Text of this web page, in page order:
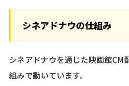
シネアドナウの仕組み
シネアドナウを通じた映画館CM
組みで動いています。